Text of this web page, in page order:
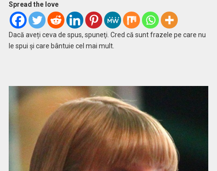
Spread the love
Dacă aveți ceva de spus, spuneţi. Cred că sunt frazele pe care nu
le spui şi care bântuie cel mai mult.